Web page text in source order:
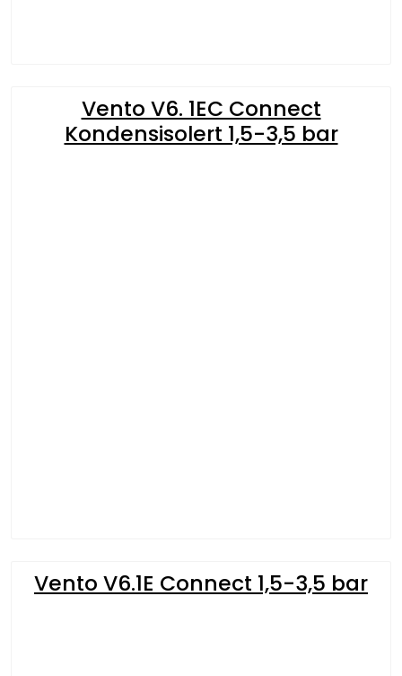
Vento V6. 1EC Connect
Kondensisolert 1,5-3,5 bar
Vento V6.1E Connect 1,5-3,5 bar